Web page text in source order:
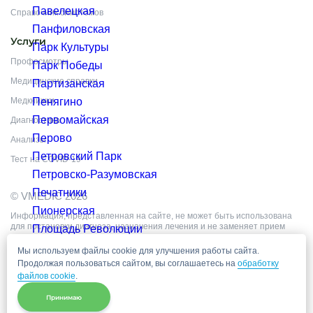
Павелецкая
Панфиловская
Парк Культуры
Парк Победы
Партизанская
Пенягино
Первомайская
Перово
Петровский Парк
Петровско-Разумовская
Печатники
Пионерская
Площадь Революции
Полежаевская
Пражская
Преображенская площадь
Пролетарская
Справочник симптомов
Услуги
Профосмотры
Медицинские справки
Медкнижки
Диагностика
Анализы
Тест на COVID-19
© VMEDIC 2026
Информация, представленная на сайте, не может быть использована
для постановки диагноза, назначения лечения и не заменяет прием
врача.
Цены, приведённые на сайте, не окончательные, не являются
публичной офертой и носят информационный характер.
Мы используем файлы cookie для улучшения работы сайта.
Продолжая пользоваться сайтом, вы соглашаетесь на обработку
файлов cookie.
Принимаю